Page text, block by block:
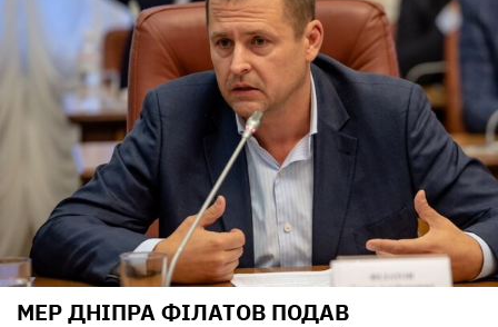
МЕР ДНІПРА ФІЛАТОВ ПОДАВ